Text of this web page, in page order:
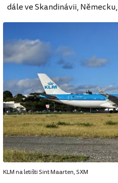
dále ve Skandinávii,
KLM na letišti Sint Maarten, SXM